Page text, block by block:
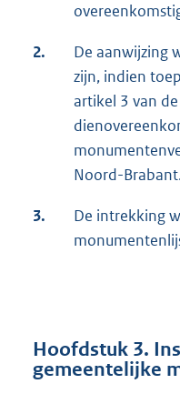
2.
De aanwijzing
zijn, indien
artikel 3 van
Noord-
3.
De intrekking
Hoofdstuk 3.
gemeentelijke